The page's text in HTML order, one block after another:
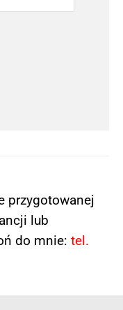
przygotowanej
lub
do mnie: tel.